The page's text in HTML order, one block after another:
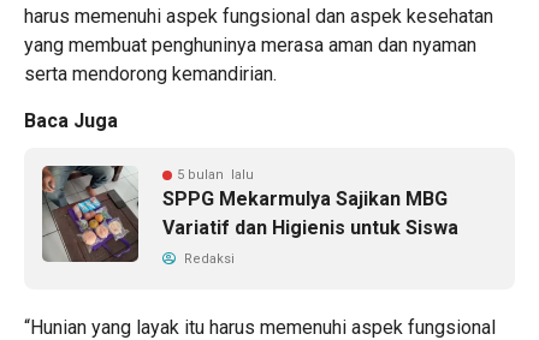
harus memenuhi aspek fungsional dan aspek kesehatan
yang membuat penghuninya merasa aman dan nyaman
serta mendorong kemandirian.
Baca Juga
5 bulan lalu
SPPG Mekarmulya Sajikan MBG
Variatif dan Higienis untuk Siswa
Redaksi
“Hunian yang layak itu harus memenuhi aspek fungsional